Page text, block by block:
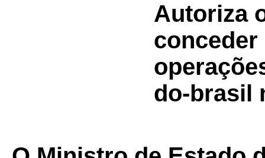
Autoriza
conceder
do-brasil